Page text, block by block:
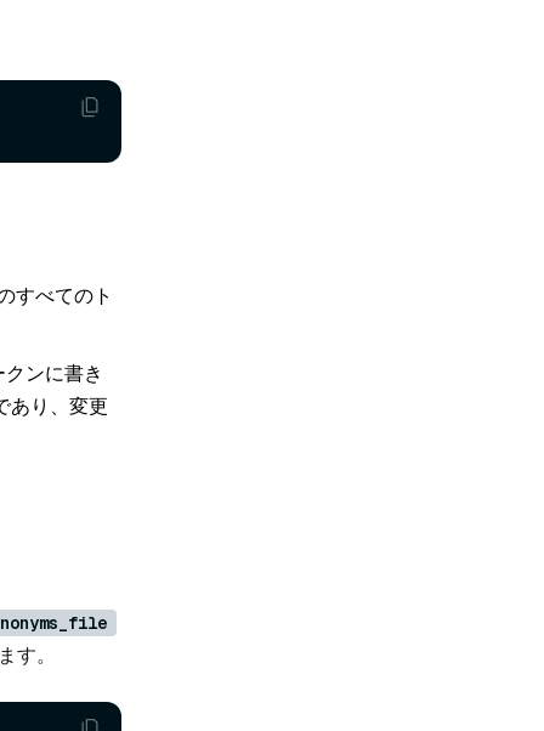
すべてのト
ンに書き
あり、変更
す。